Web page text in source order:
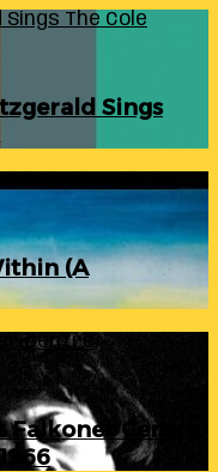
Sings The Cole
Sings
(A
Centre
Falkoner Centre